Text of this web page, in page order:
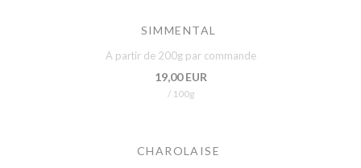
SIMMENTAL
A partir de 200g par commande
19,00 EUR
/ 100g
CHAROLAISE